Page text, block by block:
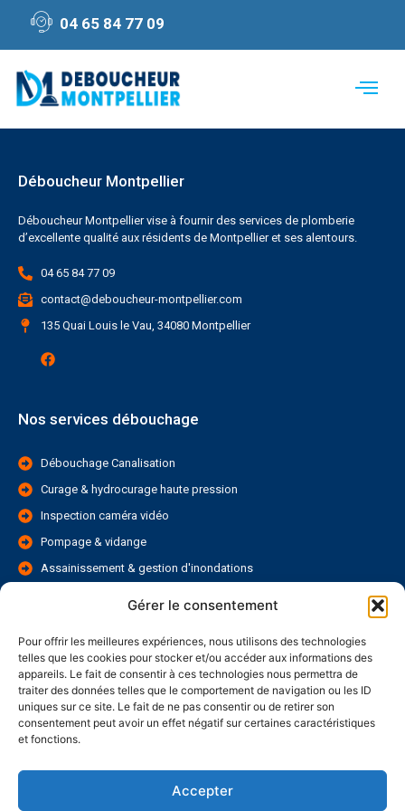
Gérer le consentement
Pour offrir les meilleures expériences, nous utilisons des technologies
telles que les cookies pour stocker et/ou accéder aux informations des
appareils. Le fait de consentir à ces technologies nous permettra de
traiter des données telles que le comportement de navigation ou les ID
uniques sur ce site. Le fait de ne pas consentir ou de retirer son
consentement peut avoir un effet négatif sur certaines caractéristiques
et fonctions.
Accepter
04 65 84 77 09
Déboucheur Montpellier
Déboucheur Montpellier vise à fournir des services de plomberie
d’excellente qualité aux résidents de Montpellier et ses alentours.
04 65 84 77 09
contact@deboucheur-montpellier.com
135 Quai Louis le Vau, 34080 Montpellier
Nos services débouchage
Débouchage Canalisation
Curage & hydrocurage haute pression
Inspection caméra vidéo
Pompage & vidange
Assainissement & gestion d'inondations
Accès rapide
A propos